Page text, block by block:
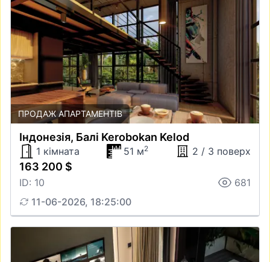
ПРОДАЖ АПАРТАМЕНТІВ
Iндонезiя, Балі Kerobokan Kelod
1 кімната 51 м2 2 / 3 поверх
163 200 $
ID: 10
681
11-06-2026, 18:25:00